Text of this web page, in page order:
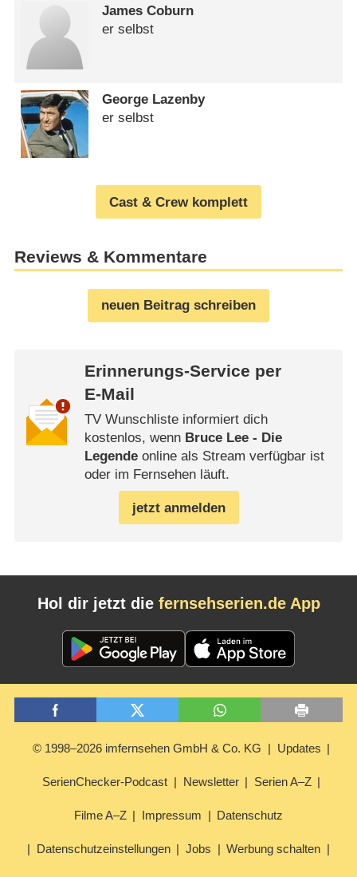
James Coburn
er selbst
George Lazenby
er selbst
Cast & Crew komplett
Reviews & Kommentare
neuen Beitrag schreiben
Erinnerungs-Service per
E-Mail
TV Wunschliste informiert dich
kostenlos, wenn Bruce Lee - Die
Legendeonline als Stream verfügbar ist
oder im Fernsehen läuft.
jetzt anmelden
Hol dir jetzt die fernsehserien.de App
© 1998–2026 imfernsehen GmbH & Co. KG Updates
SerienChecker-Podcast Newsletter Serien A–Z
Filme A–Z Impressum Datenschutz
Datenschutzeinstellungen Jobs Werbung schalten